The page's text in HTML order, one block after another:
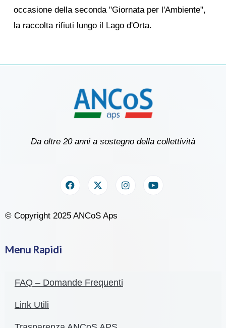
occasione della seconda "Giornata per l'Ambiente",
la raccolta rifiuti lungo il Lago d'Orta.
Da oltre 20 anni a sostegno della collettività
© Copyright 2025 ANCoS Aps
Menu Rapidi
FAQ – Domande Frequenti
Link Utili